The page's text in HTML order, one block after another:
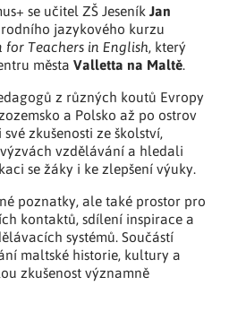
se učitel ZŠ Jeseník Jan
jazykového kurzu
Teachers in English, který
města Valletta na Maltě.
z různých koutů Evropy
a Polsko až po ostrov
zkušenosti ze školství,
vzdělávání a hledali
se žáky i ke zlepšení výuky.
poznatky, ale také prostor pro
kontaktů, sdílení inspirace a
systémů. Součástí
maltské historie, kultury a
zkušenost významně